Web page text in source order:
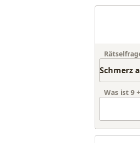
Was ist 9 +